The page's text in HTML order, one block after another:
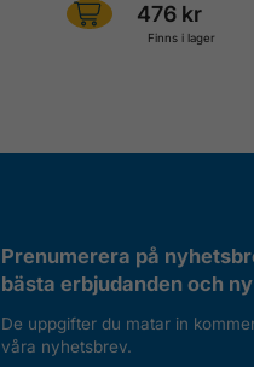
476 kr
Finns i lager
Prenumerera på
bästa erbjudanden och
De uppgifter du matar in
våra nyhetsbrev.